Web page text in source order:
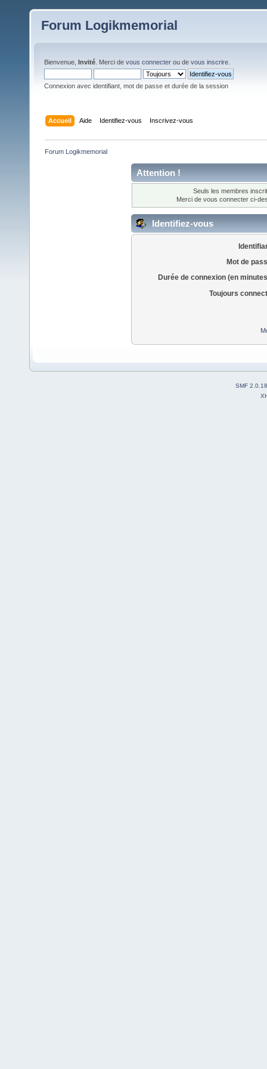
Forum Logikmemorial
Bienvenue, Invité . Merci de vous connecter ou de vous inscrire
Connexion avec identifiant, mot de passe et durée de la session
Accueil Aide Identifiez-vous Inscrivez-vous
Forum Logikmemorial
Attention !
Seuls les membres
Merci de vous connecter ci-
Identifiez-vous
Mot de
Durée de connexion (en
Toujours
SMF 2.0.18